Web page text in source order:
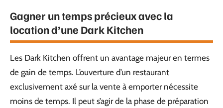
Gagner un temps précieux avec la
location d’une Dark Kitchen
Les Dark Kitchen offrent un avantage majeur en termes
de gain de temps. L’ouverture d’un restaurant
exclusivement axé sur la vente à emporter nécessite
moins de temps. Il peut s’agir de la phase de préparation